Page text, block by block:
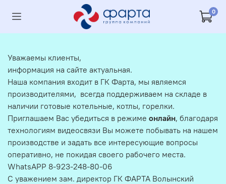
0
Уважаемы клиенты,
информация на сайте актуальная.
Наша компания входит в ГК Фарта, мы являемся
производителями, всегда поддерживаем на складе в
наличии готовые котельные, котлы, горелки.
Приглашаем Вас убедиться в режиме онлайн, благодаря
технологиям видеосвязи Вы можете побывать на нашем
производстве и задать все интересующие вопросы
оперативно, не покидая своего рабочего места.
WhatsAPP 8-923-248-80-06
С уважением зам. директор ГК ФАРТА Волынский